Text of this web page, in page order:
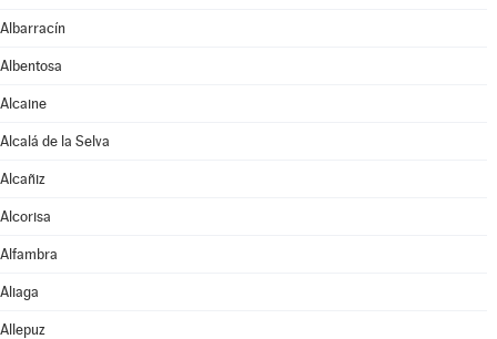
Albarracín
Albentosa
Alcaine
Alcalá de la Selva
Alcañiz
Alcorisa
Alfambra
Aliaga
Allepuz